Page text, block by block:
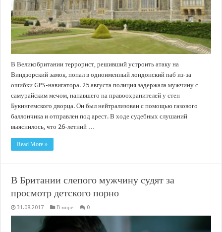
В Великобритании террорист, решивший устроить атаку на
Виндзорский замок, попал в одноименный лондонский паб из-за
ошибки GPS-навигатора. 25 августа полиция задержала мужчину с
самурайским мечом, напавшего на правоохранителей у стен
Букингемского дворца. Он был нейтрализован с помощью газового
баллончика и отправлен под арест. В ходе судебных слушаний
выяснилось, что 26-летний …
Read More »
В Британии слепого мужчину судят за
просмотр детского порно
31.08.2017 В мире 0